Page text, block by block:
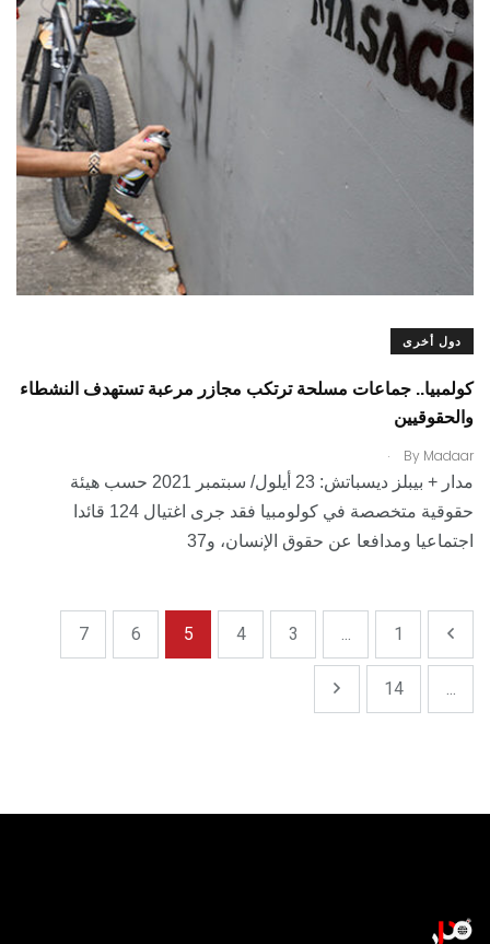
دول أخرى
كولمبيا.. جماعات مسلحة ترتكب مجازر مرعبة تستهدف النشطاء
والحقوقيين
By Madaar
.
مدار + بيبلز ديسباتش: 23 أيلول/ سبتمبر 2021 حسب هيئة
حقوقية متخصصة في كولومبيا فقد جرى اغتيال 124 قائدا
اجتماعيا ومدافعا عن حقوق الإنسان، و37
1
3
4
5
6
7
14